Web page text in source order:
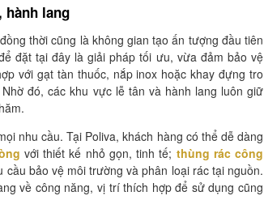
hành lang
thời cũng là không gian tạo ấn tượng đầu tiên
đặt tại đây là giải pháp tối ưu, vừa đảm bảo vệ
với gạt tàn thuốc, nắp inox hoặc khay đựng tro
đó, các khu vực lễ tân và hành lang luôn giữ
nhu cầu. Tại Poliva, khách hàng có thể dễ dàng
với thiết kế nhỏ gọn, tinh tế; thùng rác công
cầu bảo vệ môi trường và phân loại rác tại nguồn.
về công năng, vị trí thích hợp để sử dụng cũng